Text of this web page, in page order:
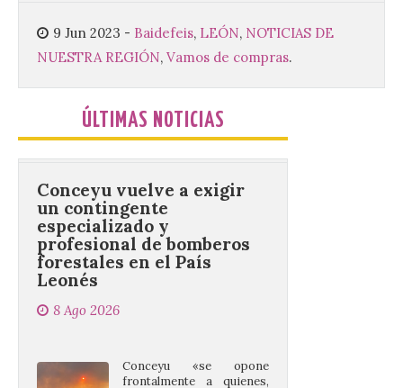
9 Jun 2023 - Baidefeis, LEÓN, NOTICIAS DE
NUESTRA REGIÓN, Vamos de compras.
ÚLTIMAS NOTICIAS
(UPSA), premiará composiciones
inéditas, destinadas a coro, con un
premio de 3.000 euros. Las candidaturas
podrán presentarse hasta el 30 de
Conceyu vuelve a exigir
especializado y
profesional de bomberos
forestales en el País
Leonés
8 Ago 2026
desde esta
“descomunidad”